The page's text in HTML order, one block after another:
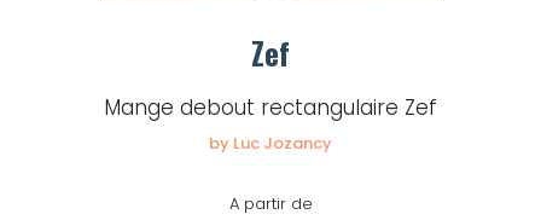
Zef
Mange debout rectangulaire Zef
by Luc Jozancy
A partir de